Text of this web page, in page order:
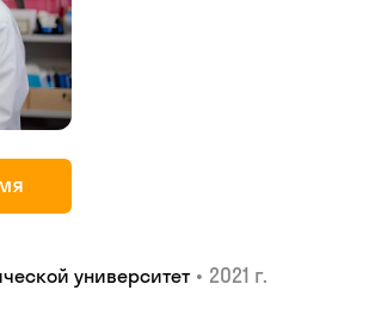
университет • 2021 г.